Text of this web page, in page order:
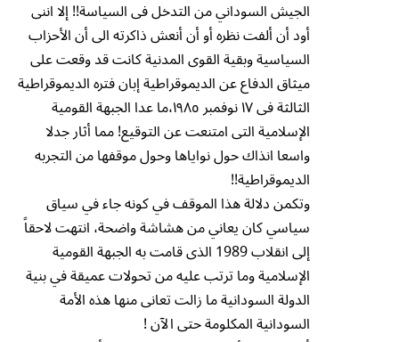
الجيش السوداني من التدخل فى السياسة!! إلا اننى
أود أن ألفت نظره أو أن أنعش ذاكرته الى أن الأحزاب
السياسية وبقية القوى المدنية كانت قد وقعت على
ميثاق الدفاع عن الديموقراطية إبان فتره الديموقراطية
الثالثة فى ١٧ نوفمبر ١٩٨٥،ما عدا الجبهة القومية
الإسلامية التى امتنعت عن التوقيع! مما أثار جدلا
واسعا انذاك حول نواياها وحول موقفها من التجربه
الديموقراطية!!
وتكمن دلالة هذا الموقف في كونه جاء في سياق
سياسي كان يعاني من هشاشة واضحة، انتهت لاحقاً
إلى انقلاب 1989 الذى قامت به الجبهة القومية
الإسلامية وما ترتب عليه من تحولات عميقة في بنية
الدولة السودانية ما زالت تعانى منها هذه الأمة
السودانية المكلومة حتى الآن !